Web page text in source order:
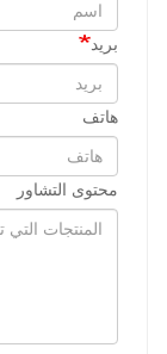
بريد
هاتف
محتوى التشاور